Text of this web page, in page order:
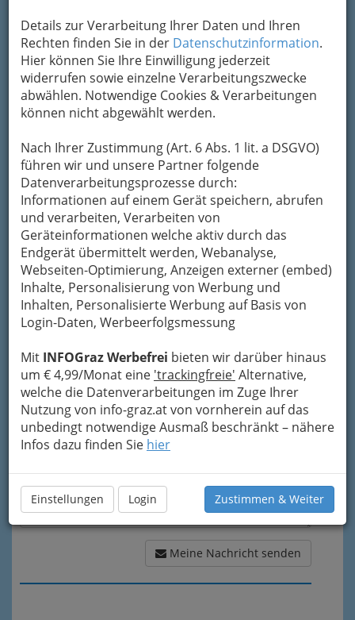
Details zur Verarbeitung Ihrer Daten und Ihren
Rechten finden Sie in der Datenschutzinformation.
Hier können Sie Ihre Einwilligung jederzeit
widerrufen sowie einzelne Verarbeitungszwecke
abwählen. Notwendige Cookies & Verarbeitungen
können nicht abgewählt werden.
Nach Ihrer Zustimmung (Art. 6 Abs. 1 lit. a DSGVO)
führen wir und unsere Partner folgende
Datenverarbeitungsprozesse durch:
Informationen auf einem Gerät speichern, abrufen
und verarbeiten, Verarbeiten von
Geräteinformationen welche aktiv durch das
Endgerät übermittelt werden, Webanalyse,
Webseiten-Optimierung, Anzeigen externer (embed)
Inhalte, Personalisierung von Werbung und
Inhalten, Personalisierte Werbung auf Basis von
Login-Daten, Werbeerfolgsmessung
Mit INFOGraz Werbefrei bieten wir darüber hinaus
um € 4,99/Monat eine 'trackingfreie' Alternative,
welche die Datenverarbeitungen im Zuge Ihrer
Nutzung von info-graz.at von vornherein auf das
unbedingt notwendige Ausmaß beschränkt – nähere
Infos dazu finden Sie hier
Einstellungen Login Zustimmen & Weiter
Um die Info-Graz Firmenvor Spam-Mails zu
bewahren, verwenden wir an dieser Stelle zur
Übermittlung Ihrer Nachricht ein sicheres
Formular. Ihre Nachricht wird nach dem
Absenden umgehend per Mail an das
Unternehmen Schrottwolf, Eisen-Metalle-
Maschinen, Handelsgesellschaft m.b.H.
weitergeleitet.
Mein Name
Meine Email Adresse
Mein Betreff
Meine Nachricht
Meine Nachricht senden